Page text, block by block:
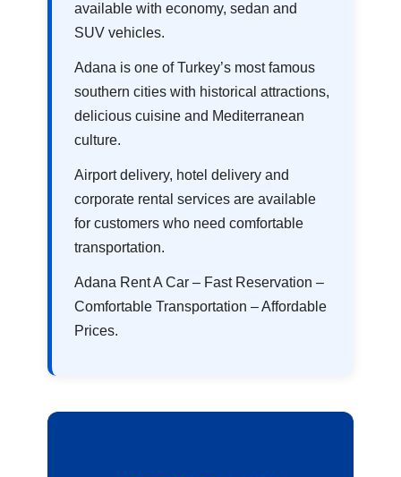
available with economy, sedan and
SUV vehicles.
Adana is one of Turkey’s most famous
southern cities with historical attractions,
delicious cuisine and Mediterranean
culture.
Airport delivery, hotel delivery and
corporate rental services are available
for customers who need comfortable
transportation.
Adana Rent A Car – Fast Reservation –
Comfortable Transportation – Affordable
Prices.